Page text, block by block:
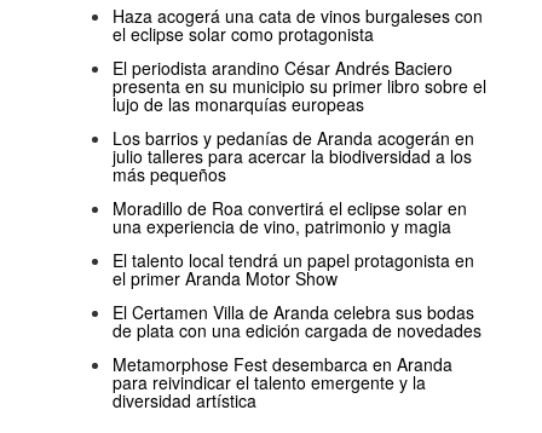
Haza acogerá una cata de vinos burgaleses con
el eclipse solar como protagonista
El periodista arandino César Andrés Baciero
presenta en su municipio su primer libro sobre el
lujo de las monarquías europeas
Los barrios y pedanías de Aranda acogerán en
julio talleres para acercar la biodiversidad a los
más pequeños
Moradillo de Roa convertirá el eclipse solar en
una experiencia de vino, patrimonio y magia
El talento local tendrá un papel protagonista en
el primer Aranda Motor Show
El Certamen Villa de Aranda celebra sus bodas
de plata con una edición cargada de novedades
Metamorphose Fest desembarca en Aranda
para reivindicar el talento emergente y la
diversidad artística